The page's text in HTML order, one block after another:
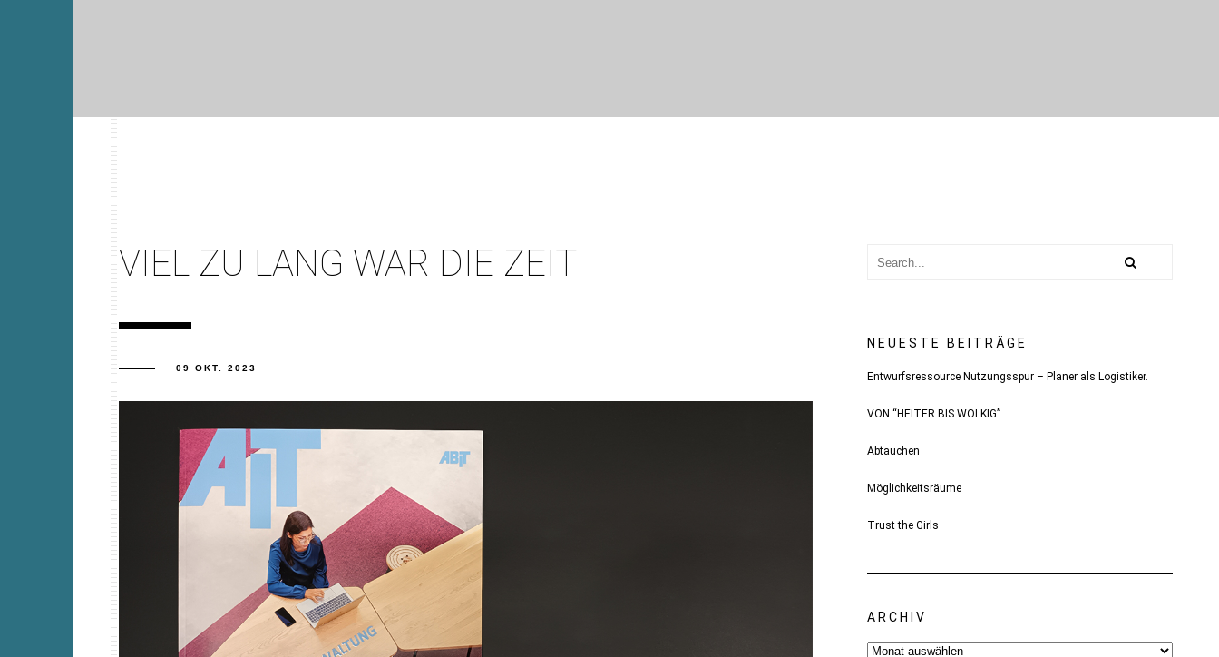
VIEL ZU LANG WAR DIE ZEIT
09 OKT. 2023
NEUESTE BEITRÄGE
Entwurfsressource Nutzungsspur – Planer als Logistiker.
VON “HEITER BIS WOLKIG”
Abtauchen
Möglichkeitsräume
Trust the Girls
ARCHIV
Archiv